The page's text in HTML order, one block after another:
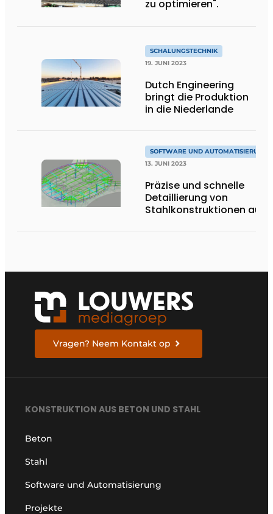
zu optimieren".
SCHALUNGSTECHNIK
19. JUNI 2023
Dutch Engineering
bringt die Produktion
in die Niederlande
SOFTWARE UND AUTOMATISIERUNG
13. JUNI 2023
Präzise und schnelle
Detaillierung von
Stahlkonstruktionen auf
Vragen? Neem Kontakt op
KONSTRUKTION AUS BETON UND STAHL
Beton
Stahl
Software und Automatisierung
Projekte